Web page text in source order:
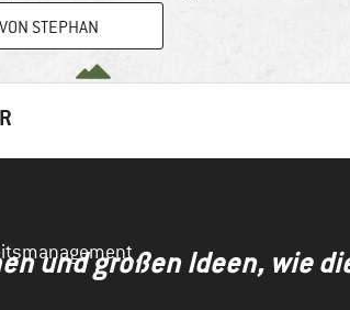
STEPHAN
Erforderliche Felder sind mit*markiert
und großen Ideen, wie